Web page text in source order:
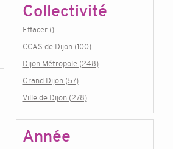
Collectivité
Effacer ()
CCAS de Dijon (100)
Dijon Métropole (248)
Grand Dijon (57)
Ville de Dijon (278)
Année